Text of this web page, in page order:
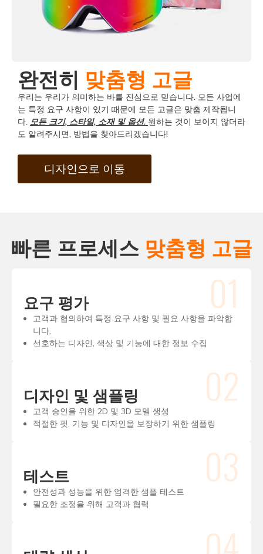
완전히 맞춤형 고글
우리는 우리가 의미하는 바를 진심으로 믿습니다. 모든 사업에
는 특정 요구 사항이 있기 때문에 모든 고글은 맞춤 제작됩니
다. 모든 크기, 스타일, 소재 및 옵션. 원하는 것이 보이지 않더라
도 알려주시면, 방법을 찾아드리겠습니다!
디자인으로 이동
빠른 프로세스 맞춤형 고글
01
요구 평가
고객과 협의하여 특정 요구 사항 및 필요 사항을 파악합
니다.
선호하는 디자인, 색상 및 기능에 대한 정보 수집
02
디자인 및 샘플링
고객 승인을 위한 2D 및 3D 모델 생성
적절한 핏, 기능 및 디자인을 보장하기 위한 샘플링
03
테스트
안전성과 성능을 위한 엄격한 샘플 테스트
필요한 조정을 위해 고객과 협력